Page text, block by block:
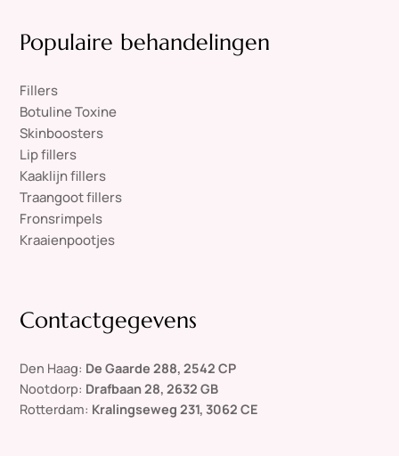
Populaire behandelingen
Fillers
Botuline Toxine
Skinboosters
Lip fillers
Kaaklijn fillers
Traangoot fillers
Fronsrimpels
Kraaienpootjes
Contactgegevens
Den Haag: De Gaarde 288, 2542 CP
Nootdorp: Drafbaan 28, 2632 GB
Rotterdam: Kralingseweg 231, 3062 CE